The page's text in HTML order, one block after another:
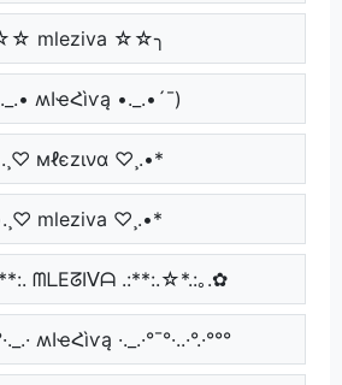
mleziva ☆☆╮
ʍӀҽՀìѵą •._.•´¯)
мℓєzινα ♡¸.•*
mleziva ♡¸.•*
ᗰᒪEᘔIᐯᗩ .:**:.☆*.:｡.✿
ʍӀҽՀìѵą ·._.·°¯°·..·°.·°°°